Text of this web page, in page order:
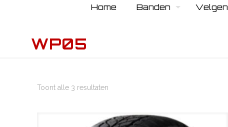
Home Banden Velgen
WP05
Toont alle 3 resultaten